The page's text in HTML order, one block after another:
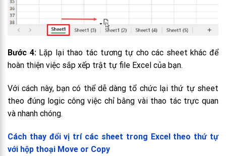
Bước 4:Lặp lại thao tác tương tự cho các sheet khác để
hoàn thiện việc sắp xếp trật tự file Excel của bạn.
Với cách này, bạn có thể dễ dàng tổ chức lại thứ tự sheet
theo đúng logic công việc chỉ bằng vài thao tác trực quan
và nhanh chóng.
Cách thay đổi vị trí các sheet trong Excel theo thứ tự
với hộp thoại Move or Copy